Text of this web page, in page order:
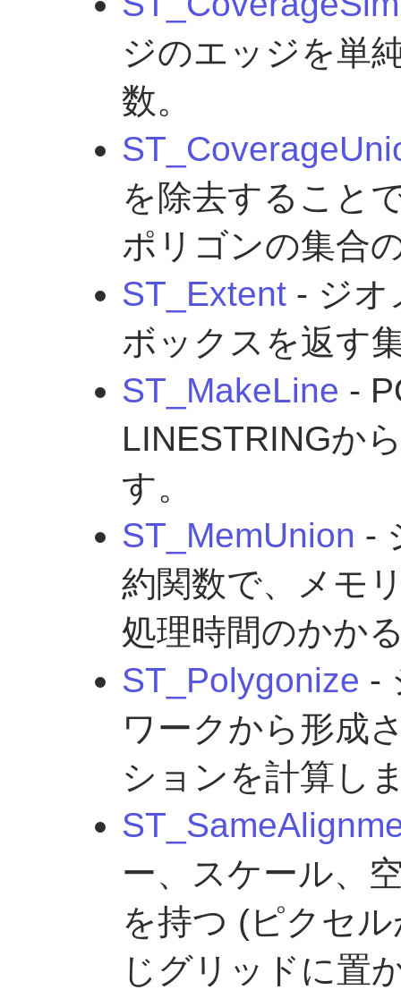
ジのエッジを単
数。
を除去すること
ポリゴンの集合
ST_Extent - ジオ
ボックスを返す
ST_MakeLine -
LINESTRINGか
す。
ST_MemUnion -
約関数で、メモ
処理時間のかか
ST_Polygonize -
ワークから形成
ションを計算し
ー、スケール、
を持つ (ピクセ
じグリッドに置